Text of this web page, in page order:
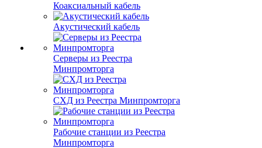
Коаксиальный кабель
Акустический кабель
Серверы из Реестра
Минпромторга
СХД из Реестра Минпромторга
Рабочие станции из Реестра
Минпромторга